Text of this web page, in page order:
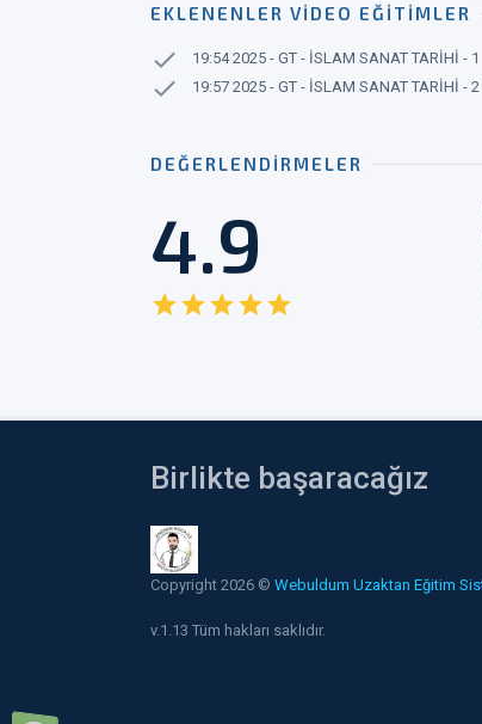
EKLENENLER VIDEO EĞITIMLER
check 19:54 2025 - GT - İSLAM SANAT TARİHİ - 1
check 19:57 2025 - GT - İSLAM SANAT TARİHİ - 2
DEĞERLENDIRMELER
4.9
starstarstarstarstar
Birlikte başaracağız
Copyright 2026 © Webuldum Uzaktan Eğitim
v.1.13 Tüm hakları saklıdır.